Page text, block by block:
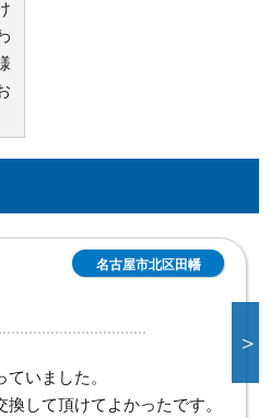
名古屋市東区泉
安心して作業して頂けまし
＞